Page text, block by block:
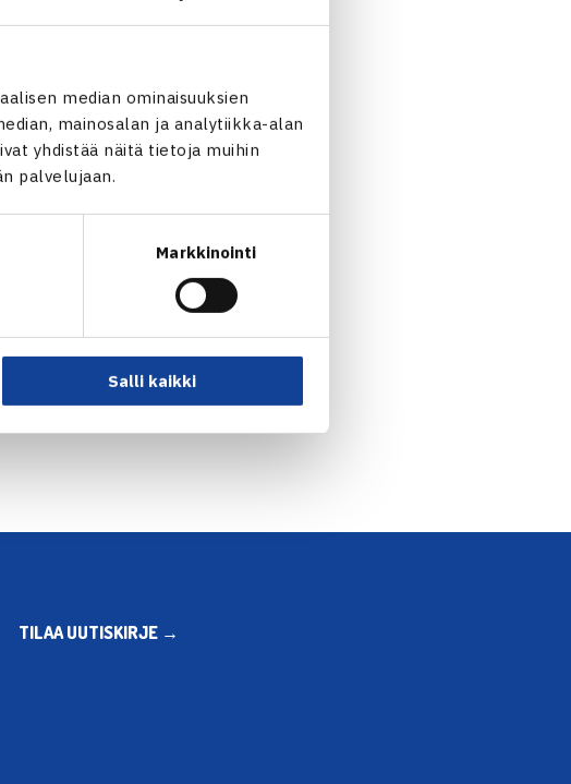
median ominaisuuksien
mainosalan ja analytiikka-alan
yhdistää näitä tietoja muihin
palvelujaan.
Markkinointi
Salli kaikki
Juho Paukuntaipaleen. Paukku ja
Kiiskin ja Norjan Stian Borettin.(RN)
uutinen: Yan Zi pysäytti… →
TILAA UUTISKIRJE →